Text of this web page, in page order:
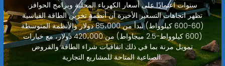
سنوات اعتمادًا على أسعار الكهرباء المحلية وبرامج الحوافز.
تظهر اتجاهات التسعير الأخيرة أن أنظمة تخزين الطاقة القياسية
(60-600 كيلوواط) تبدأ من 85،000 دولار والأنظمة المتوسطة
(600 كيلوواط-2.5 ميجاواط) من 420،000 دولار، مع خيارات
تمويل مرنة بما في ذلك اتفاقيات شراء الطاقة والقروض
الصناعية المتاحة للمشاريع التجارية.